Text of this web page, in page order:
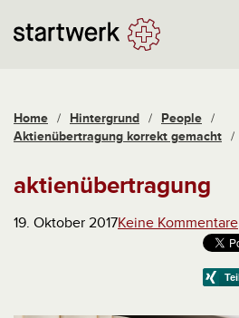
Home / Hintergrund / People /
Aktienübertragung korrekt gemacht /
aktienübertragung
19. Oktober 2017Keine Kommentare